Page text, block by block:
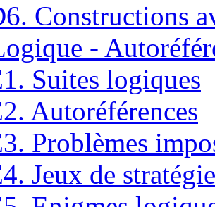
Constructions
-
Suites logiques
Autoréférences
Problèmes
Jeux de stratégie